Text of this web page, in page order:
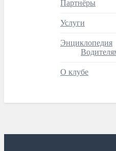
Партнёры
Услуги
Энциклопедия
О клубе